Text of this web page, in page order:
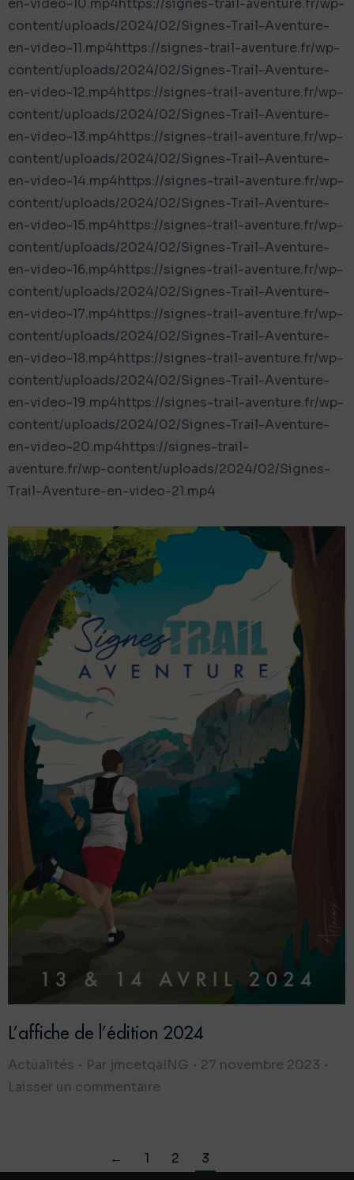
en-video-10.mp4https://signes-trail-aventure.fr/wp-
content/uploads/2024/02/Signes-Trail-Aventure-
en-video-11.mp4https://signes-trail-aventure.fr/wp-
content/uploads/2024/02/Signes-Trail-Aventure-
en-video-12.mp4https://signes-trail-aventure.fr/wp-
content/uploads/2024/02/Signes-Trail-Aventure-
en-video-13.mp4https://signes-trail-aventure.fr/wp-
content/uploads/2024/02/Signes-Trail-Aventure-
en-video-14.mp4https://signes-trail-aventure.fr/wp-
content/uploads/2024/02/Signes-Trail-Aventure-
en-video-15.mp4https://signes-trail-aventure.fr/wp-
content/uploads/2024/02/Signes-Trail-Aventure-
en-video-16.mp4https://signes-trail-aventure.fr/wp-
content/uploads/2024/02/Signes-Trail-Aventure-
en-video-17.mp4https://signes-trail-aventure.fr/wp-
content/uploads/2024/02/Signes-Trail-Aventure-
en-video-18.mp4https://signes-trail-aventure.fr/wp-
content/uploads/2024/02/Signes-Trail-Aventure-
en-video-19.mp4https://signes-trail-aventure.fr/wp-
content/uploads/2024/02/Signes-Trail-Aventure-
en-video-20.mp4https://signes-trail-
aventure.fr/wp-content/uploads/2024/02/Signes-
Trail-Aventure-en-video-21.mp4
L’affiche de l’édition 2024
Actualités Par jmcetqaING
27 novembre 2023
Laisser un commentaire
← 1 2 3